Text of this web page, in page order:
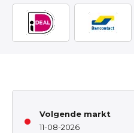
Volgende markt
11-08-2026